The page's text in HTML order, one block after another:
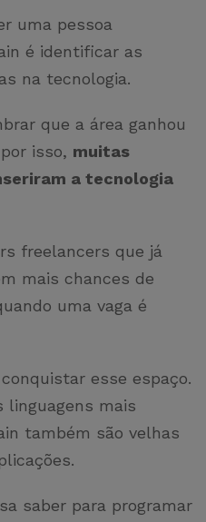
uma pessoa
é identificar as
na tecnologia.
que a área ganhou
isso, muitas
a tecnologia
freelancers que já
mais chances de
uma vaga é
esse espaço.
linguagens mais
também são velhas
saber para programar